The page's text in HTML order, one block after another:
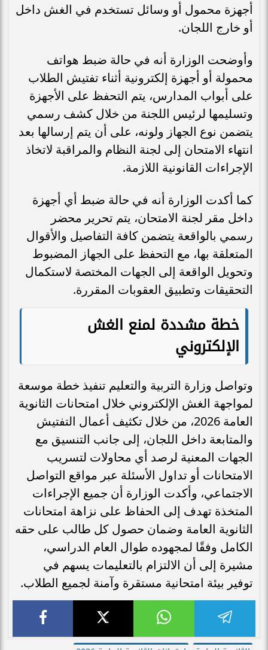
أجهزة محمول أو وسائل تستخدم في الغش داخل
أو خارج اللجان.
وأوضحت الوزارة أنه في حالة ضبط هواتف
محمولة أو أجهزة إلكترونية أثناء تفتيش الطلاب
على أبواب المدارس، يتم التحفظ على الأجهزة
وتسليمها لرئيس اللجنة من خلال كشف رسمي
يتضمن نوع الجهاز ولونه، على أن يتم إرسالها بعد
انتهاء الامتحان إلى لجنة النظام والمراقبة لاتخاذ
الإجراءات القانونية اللازمة.
كما أكدت الوزارة أنه في حالة ضبط أي أجهزة
داخل مقر لجنة الامتحان، يتم تحرير محضر
رسمي بالواقعة يتضمن كافة التفاصيل والأقوال
المتعلقة بها، مع التحفظ على الجهاز المضبوط
وتحويل الواقعة إلى الجهات المختصة لاستكمال
التحقيقات وتطبيق العقوبات المقررة.
خطة مشددة لمنع الغش
الإلكتروني
وتواصل وزارة التربية والتعليم تنفيذ خطة موسعة
لمواجهة الغش الإلكتروني خلال امتحانات الثانوية
العامة 2026، من خلال تكثيف أعمال التفتيش
والمتابعة داخل اللجان، إلى جانب التنسيق مع
الجهات المعنية لرصد أي محاولات لتسريب
الامتحانات أو تداول الأسئلة عبر مواقع التواصل
الاجتماعي، وأكدت الوزارة أن جميع الإجراءات
المتخذة تهدف إلى الحفاظ على نزاهة امتحانات
الثانوية العامة وضمان حصول كل طالب على حقه
الكامل وفقًا لمجهوده طوال العام الدراسي،
مشيرة إلى أن الالتزام بالتعليمات يسهم في
توفير بيئة امتحانية مستقرة وآمنة لجميع الطلاب.